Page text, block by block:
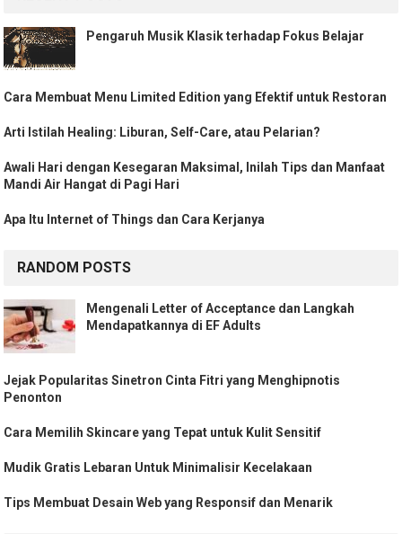
Pengaruh Musik Klasik terhadap Fokus Belajar
Cara Membuat Menu Limited Edition yang Efektif untuk Restoran
Arti Istilah Healing: Liburan, Self-Care, atau Pelarian?
Awali Hari dengan Kesegaran Maksimal, Inilah Tips dan Manfaat
Mandi Air Hangat di Pagi Hari
Apa Itu Internet of Things dan Cara Kerjanya
RANDOM POSTS
Mengenali Letter of Acceptance dan Langkah
Mendapatkannya di EF Adults
Jejak Popularitas Sinetron Cinta Fitri yang Menghipnotis
Penonton
Cara Memilih Skincare yang Tepat untuk Kulit Sensitif
Mudik Gratis Lebaran Untuk Minimalisir Kecelakaan
Tips Membuat Desain Web yang Responsif dan Menarik